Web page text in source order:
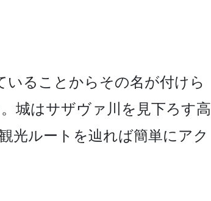
いることからその名­が付けら
城はサザヴァ川を見下ろす高
光­ルートを辿れば簡単にアク